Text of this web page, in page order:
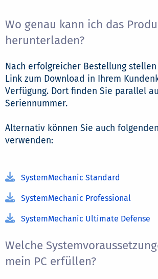
Wo genau kann ich das
herunterladen?
Nach erfolgreicher Bestellung
Link zum Download in Ihrem
Verfügung. Dort finden Sie parallel
Seriennummer.
Alternativ können Sie auch
verwenden:
SystemMechanic Standard
SystemMechanic Professional
SystemMechanic Ultimate Defense
Welche
mein PC erfüllen?